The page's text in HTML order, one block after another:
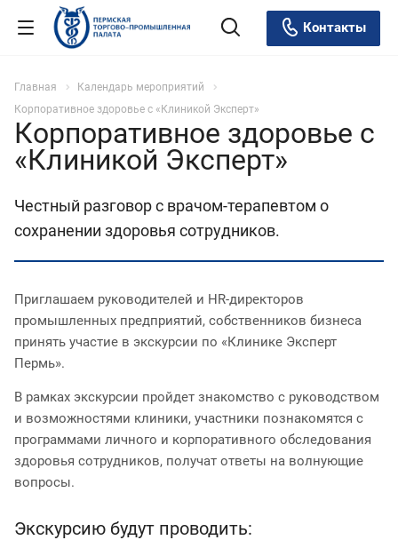
Контакты
Главная
Календарь мероприятий
Корпоративное здоровье с «Клиникой Эксперт»
Корпоративное здоровье с
«Клиникой Эксперт»
Честный разговор с врачом-терапевтом о
сохранении здоровья сотрудников.
Приглашаем руководителей и HR-директоров
промышленных предприятий, собственников бизнеса
принять участие в экскурсии по «Клинике Эксперт
Пермь».
В рамках экскурсии пройдет знакомство с руководством
и возможностями клиники, участники познакомятся с
программами личного и корпоративного обследования
здоровья сотрудников, получат ответы на волнующие
вопросы.
Экскурсию будут проводить: